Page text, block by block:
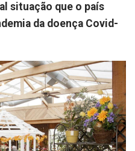
situação que o país
da doença Covid-